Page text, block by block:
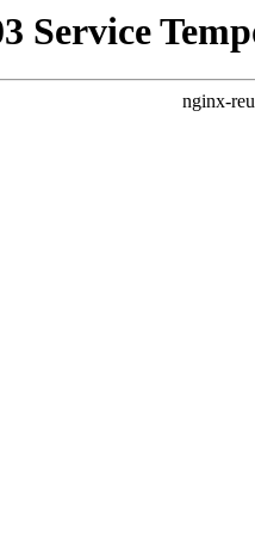
Service
nginx-